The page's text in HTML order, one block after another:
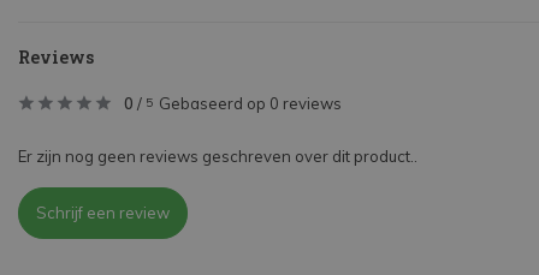
Reviews
0 / 5 Gebaseerd op 0 reviews
Er zijn nog geen reviews geschreven over dit product..
Schrijf een review